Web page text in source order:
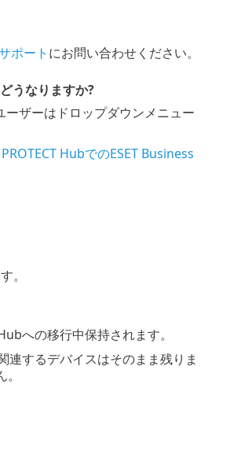
ポート にお問い合わせください。
うなりますか?
ーザーはドロップダウンメニュー
PROTECT HubでのESET Business
。
への移行中保持されます。
連するデバイスはそのまま残りま